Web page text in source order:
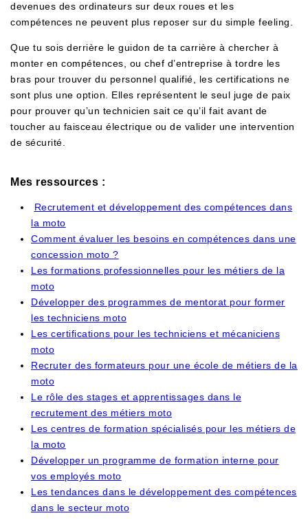
devenues des ordinateurs sur deux roues et les
compétences ne peuvent plus reposer sur du simple feeling.
Que tu sois derrière le guidon de ta carrière à chercher à
monter en compétences, ou chef d’entreprise à tordre les
bras pour trouver du personnel qualifié, les certifications ne
sont plus une option. Elles représentent le seul juge de paix
pour prouver qu’un technicien sait ce qu’il fait avant de
toucher au faisceau électrique ou de valider une intervention
de sécurité.
Mes ressources :
Recrutement et développement des compétences dans
la moto
Comment évaluer les besoins en compétences dans une
concession moto ?
Les formations professionnelles pour les métiers de la
moto
Développer des programmes de mentorat pour former
les techniciens moto
Les certifications pour les techniciens et mécaniciens
moto
Recruter des formateurs pour une école de métiers de la
moto
Le rôle des stages et apprentissages dans le
recrutement des métiers moto
Les centres de formation spécialisés pour les métiers de
la moto
Développer un programme de formation interne pour
vos employés moto
Les tendances dans le développement des compétences
dans le secteur moto